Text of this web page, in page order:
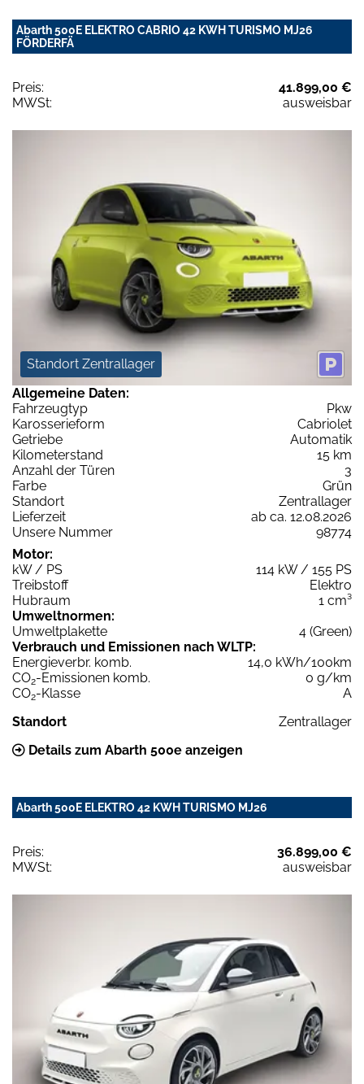
Abarth 500E ELEKTRO CABRIO 42 KWH TURISMO MJ26
FÖRDERFÄ
Preis:
41.899,00 €
MWSt:
ausweisbar
Standort Zentrallager
Allgemeine Daten:
Fahrzeugtyp
Pkw
Karosserieform
Cabriolet
Getriebe
Automatik
Kilometerstand
15 km
Anzahl der Türen
3
Farbe
Grün
Standort
Zentrallager
Lieferzeit
ab ca. 12.08.2026
Unsere Nummer
98774
Motor:
kW / PS
114 kW / 155 PS
Treibstoff
Elektro
Hubraum
1 cm³
Umweltnormen:
Umweltplakette
4 (Green)
Verbrauch und Emissionen nach WLTP:
Energieverbr. komb.
14,0 kWh/100km
CO2-Emissionen komb.
0 g/km
CO2-Klasse
A
Standort
Zentrallager
Details zum Abarth 500e anzeigen
Abarth 500E ELEKTRO 42 KWH TURISMO MJ26
Preis:
36.899,00 €
MWSt:
ausweisbar